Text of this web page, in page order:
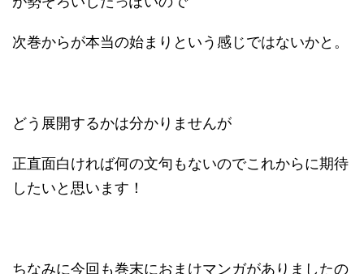
次巻からが本当の始まりという感じではないかと。
どう展開するかは分かりませんが
正直面白ければ何の文句もないのでこれからに期待
したいと思います！
ちなみに今回も巻末におまけマンガがありましたの